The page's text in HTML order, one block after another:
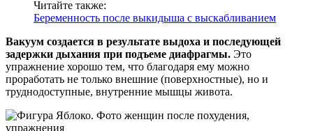
Читайте также:
Беременность после выкидыша с выскабливанием
Вакуум создается в результате выдоха и последующей
задержки дыхания при подъеме диафрагмы. Это
упражнение хорошо тем, что благодаря ему можно
проработать не только внешние (поверхностные), но и
труднодоступные, внутренние мышцы живота.